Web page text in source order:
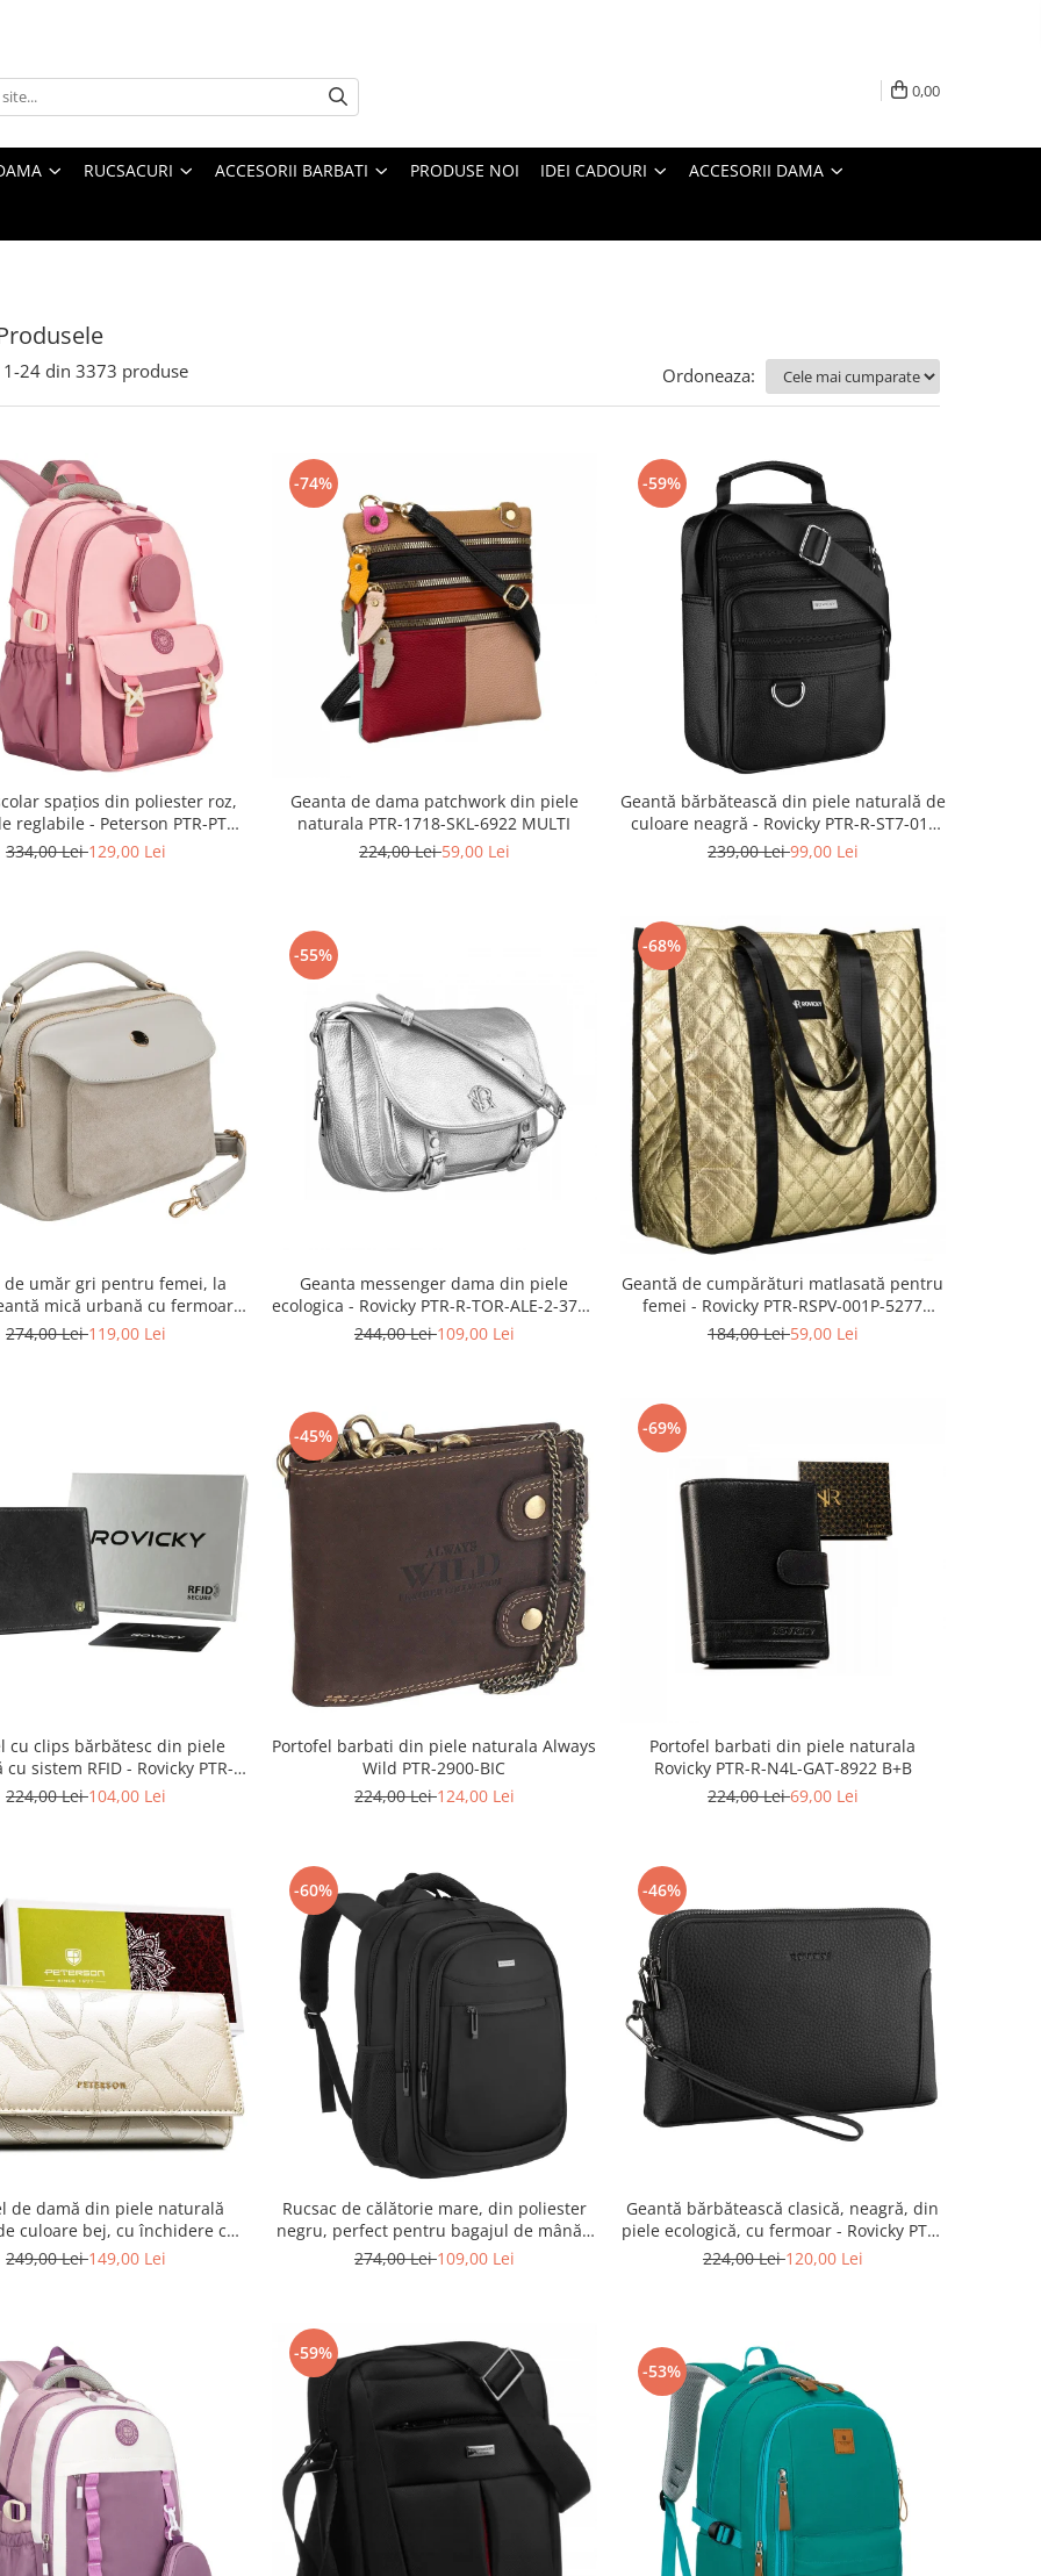
0,00
RUCSACURI ACCESORII BARBATI PRODUSE NOI IDEI CADOURI ACCESORII DAMA
1-24 din 3373 produse Ordoneaza:
spațios din poliester roz,
reglabile - Peterson PTR-PTN
8610-1327 PINK
334,00 Lei129,00 Lei
-74%
Geanta de dama patchwork din piele
naturala PTR-1718-SKL-6922 MULTI
224,00 Lei59,00 Lei
-59%
Geantă bărbătească din piele naturală de
culoare neagră - Rovicky PTR-R-ST7-01-
7571-BLACK
239,00 Lei99,00 Lei
de umăr gri pentru femei, la
mică urbană cu fermoar,
- Peterson PTR-PTN MX02-
274,00 Lei119,00 Lei
-55%
Geanta messenger dama din piele
ecologica - Rovicky PTR-R-TOR-ALE-2-3776
SIL
244,00 Lei109,00 Lei
-68%
Geantă de cumpărături matlasată pentru
femei - Rovicky PTR-RSPV-001P-5277
GOLD
184,00 Lei59,00 Lei
cu clips bărbătesc din piele
sistem RFID - Rovicky PTR-
N1908-RVT-9799 BLACK
224,00 Lei104,00 Lei
-45%
Portofel barbati din piele naturala Always
Wild PTR-2900-BIC
224,00 Lei124,00 Lei
-69%
Portofel barbati din piele naturala
Rovicky PTR-R-N4L-GAT-8922 B+B
224,00 Lei69,00 Lei
de damă din piele naturală
culoare bej, cu închidere cu
capsă - Peterson
249,00 Lei149,00 Lei
-60%
Rucsac de călătorie mare, din poliester
negru, perfect pentru bagajul de mână -
Rovicky PTR-R-BHX-05-1020 BLACK
274,00 Lei109,00 Lei
-46%
Geantă bărbătească clasică, neagră, din
piele ecologică, cu fermoar - Rovicky PTR-
R-SDR-01-1631 BLACK
224,00 Lei120,00 Lei
-59%
-53%